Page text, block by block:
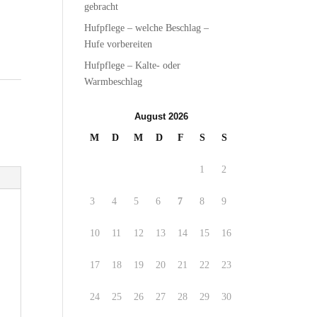
gebracht
Hufpflege – welche Beschlag –
Hufe vorbereiten
Hufpflege – Kalte- oder
Warmbeschlag
August 2026
M
D M D F S S
1 2
3 4 5 6 7 8 9
10 11 12 13 14 15 16
17 18 19 20 21 22 23
24 25 26 27 28 29 30